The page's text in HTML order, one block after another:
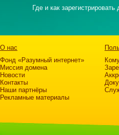
Где и как зарегистрировать
О нас
Фонд «Разумный интернет»
Миссия домена
Новости
Контакты
Наши партнёры
Рекламные материалы